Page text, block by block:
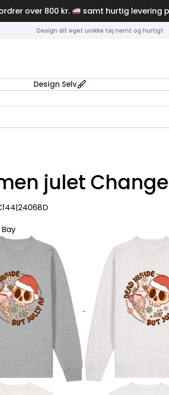
over 800 kr. samt hurtig levering
Design dit eget unikke tøj nemt og hurtigt
Design Selv
julet